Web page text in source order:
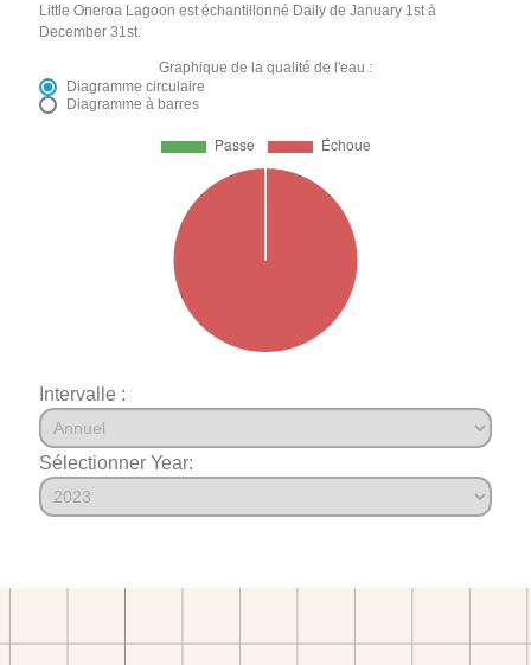
Little Oneroa Lagoon est échantillonné Daily de January 1st à
December 31st.
Graphique de la qualité de l'eau :
Diagramme circulaire
Diagramme à barres
Intervalle :
Sélectionner Year: